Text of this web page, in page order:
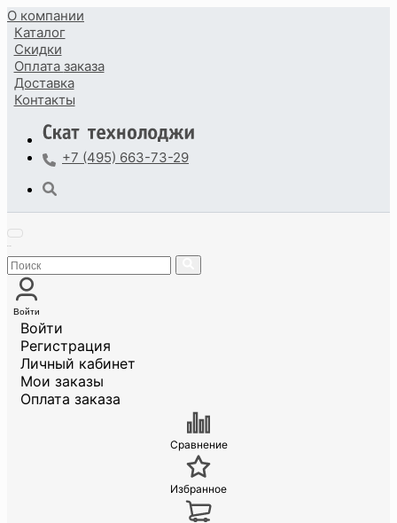
О компании
Каталог
Скидки
Оплата заказа
Доставка
Контакты
+7 (495) 663-73-29
Войти
Войти
Регистрация
Личный кабинет
Мои заказы
Оплата заказа
Сравнение
Избранное